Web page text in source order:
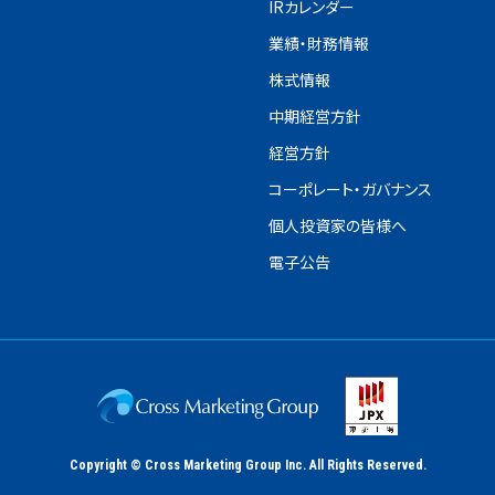
IRカレンダー
業績・財務情報
株式情報
中期経営方針
経営方針
コーポレート・ガバナンス
個人投資家の皆様へ
電子公告
Copyright © Cross Marketing Group Inc. All Rights Reserved.